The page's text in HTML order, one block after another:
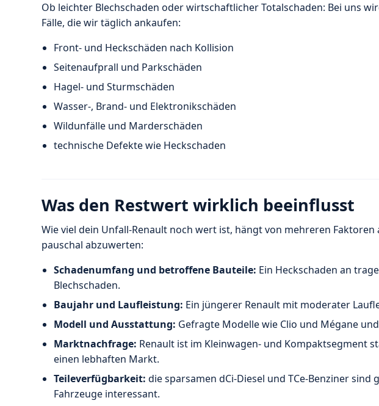
Ob leichter Blechschaden oder wirtschaftlicher Totalschaden: Bei uns
Fälle, die wir täglich ankaufen:
Front- und Heckschäden nach Kollision
Seitenaufprall und Parkschäden
Hagel- und Sturmschäden
Wasser-, Brand- und Elektronikschäden
Wildunfälle und Marderschäden
technische Defekte wie Heckschaden
Was den Restwert wirklich beeinflusst
Wie viel dein Unfall-Renault noch wert ist, hängt von mehreren
pauschal abzuwerten:
Schadenumfang und betroffene Bauteile: Ein Heckschaden an
Blechschaden.
Baujahr und Laufleistung: Ein jüngerer Renault mit moderater
Modell und Ausstattung: Gefragte Modelle wie Clio und Mégane
Marktnachfrage: Renault ist im Kleinwagen- und Kompaktsegment
einen lebhaften Markt.
Teileverfügbarkeit: die sparsamen dCi-Diesel und TCe-Benziner
Fahrzeuge interessant.